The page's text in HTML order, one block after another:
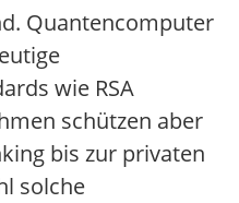
Quantencomputer
wie RSA
schützen aber
bis zur privaten
solche